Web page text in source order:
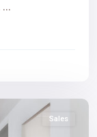
...
Sales